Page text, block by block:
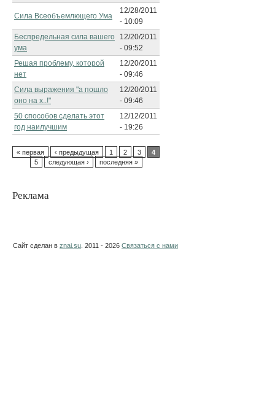
Сила Всеобъемлющего Ума
12/28/2011
- 10:09
Беспредельная сила вашего
ума
12/20/2011
- 09:52
Решая проблему, которой
нет
12/20/2011
- 09:46
Сила выражения "а пошло
оно на х..!"
12/20/2011
- 09:46
50 способов сделать этот
год наилучшим
12/12/2011
- 19:26
« первая ‹ предыдущая 1 2 3
4
5
следующая › последняя »
Реклама
Сайт сделан в znai.su . 2011 - 2026 Связаться с нами